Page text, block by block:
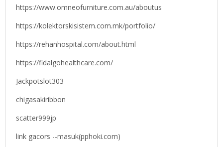
https://www.omneofurniture.com.au/aboutus
https://kolektorskisistem.com.mk/portfolio/
https://rehanhospital.com/about.html
https://fidalgohealthcare.com/
Jackpotslot303
chigasakiribbon
scatter999jp
link gacors --masuk(pphoki.com)